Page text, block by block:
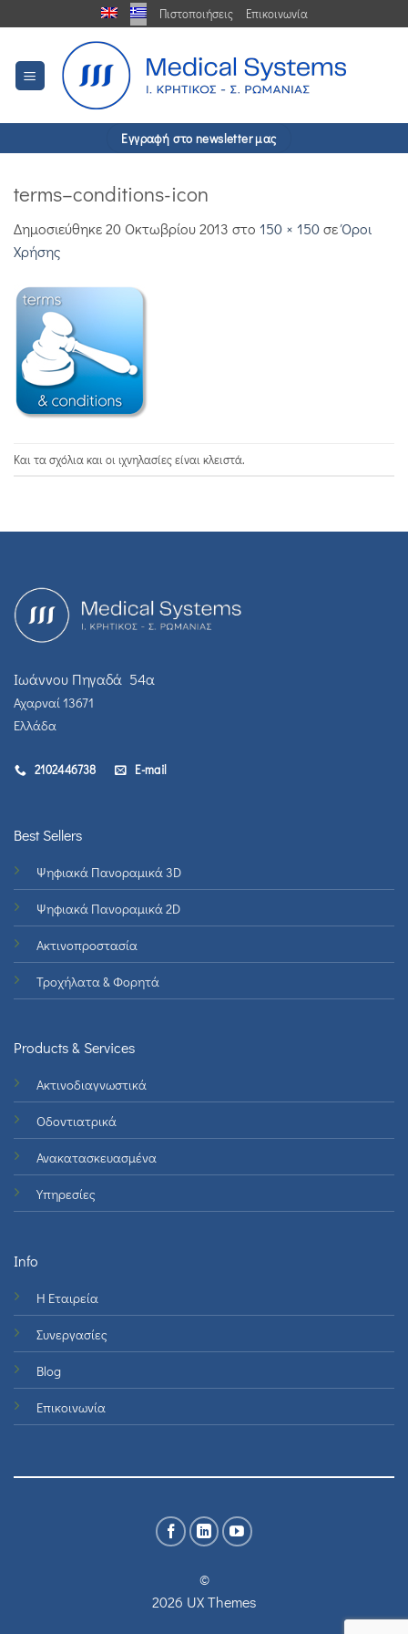
στο
περιεχόμενο
Πιστοποιήσεις Επικοινωνία
Εγγραφή στο newsletter μας
terms–conditions-icon
Δημοσιεύθηκε20 Οκτωβρίου 2013 στο 150 × 150σεΌροι
Χρήσης
Και τα σχόλια και οι ιχνηλασίες είναι κλειστά.
Ιωάννου Πηγαδά 54α
Αχαρναί 13671
Ελλάδα
2102446738 E-mail
Best Sellers
Ψηφιακά Πανοραμικά 3D
Ψηφιακά Πανοραμικά 2D
Ακτινοπροστασία
Τροχήλατα & Φορητά
Products & Services
Ακτινοδιαγνωστικά
Οδοντιατρικά
Ανακατασκευασμένα
Υπηρεσίες
Info
Η Εταιρεία
Συνεργασίες
Blog
Επικοινωνία
©
2026 UX Themes